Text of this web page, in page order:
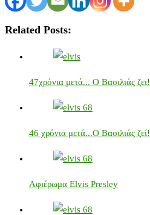
Related Posts:
47χρόνια μετά... Ο Βασιλιάς ζει!
46 χρόνια μετά...Ο Βασιλιάς ζεί!
Αφιέρωμα Elvis Presley